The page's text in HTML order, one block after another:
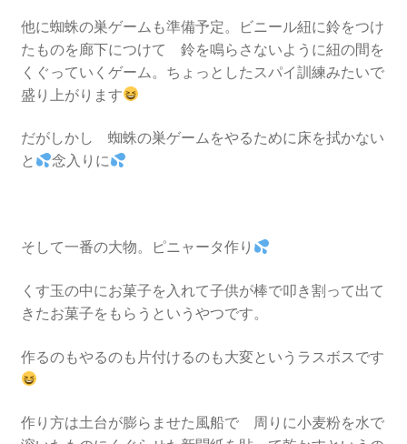
他に蜘蛛の巣ゲームも準備予定。ビニール紐に鈴をつけ
たものを廊下につけて 鈴を鳴らさないように紐の間を
くぐっていくゲーム。ちょっとしたスパイ訓練みたいで
盛り上がります
だがしかし 蜘蛛の巣ゲームをやるために床を拭かない
と
念入りに
そして一番の大物。ピニャータ作り
くす玉の中にお菓子を入れて子供が棒で叩き割って出て
きたお菓子をもらうというやつです。
作るのもやるのも片付けるのも大変というラスボスです
作り方は土台が膨らませた風船で 周りに小麦粉を水で